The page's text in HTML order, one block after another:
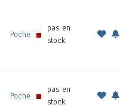
Poche
pas en
stock
Poche
pas en
stock